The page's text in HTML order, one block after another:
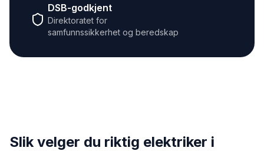
DSB-godkjent
Direktoratet for
samfunnssikkerhet og beredskap
Slik velger du riktig elektriker i